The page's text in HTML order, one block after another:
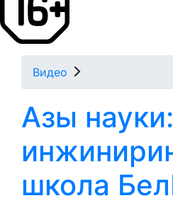
Видео
Азы науки:
школа